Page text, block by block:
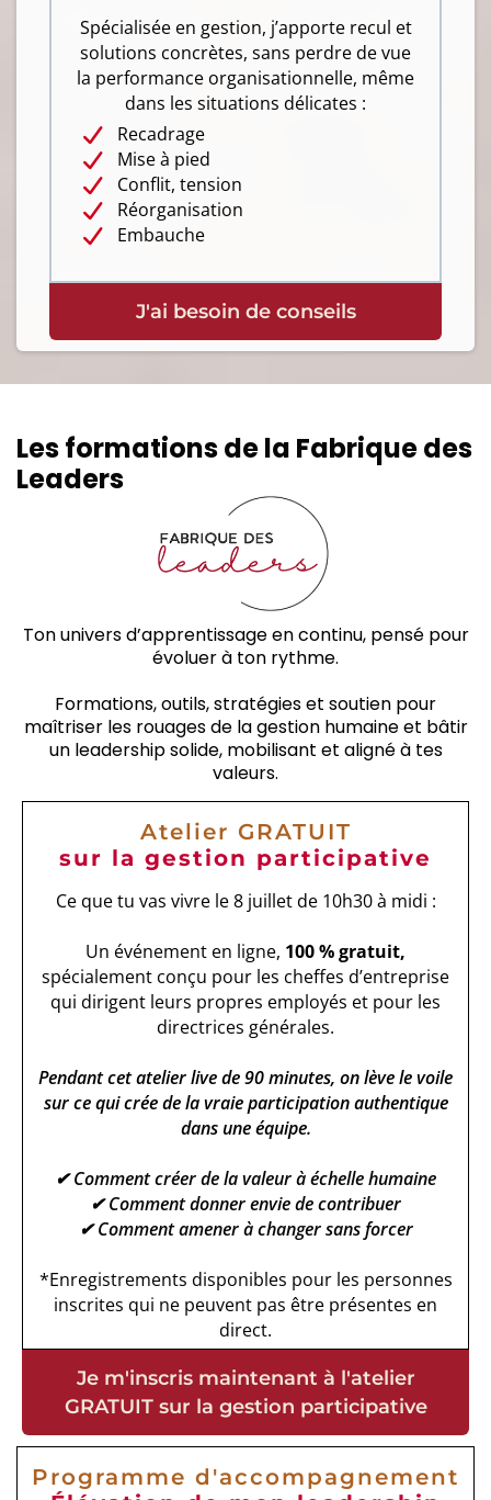
Spécialisée en gestion, j’apporte recul et
solutions concrètes, sans perdre de vue
la performance organisationnelle, même
dans les situations délicates :
Recadrage
Mise à pied
Conflit, tension
Réorganisation
Embauche
J'ai besoin de conseils
Les formations de la Fabrique des
Leaders
Ton univers d’apprentissage en continu, pensé pour
évoluer à ton rythme.
Formations, outils, stratégies et soutien pour
maîtriser les rouages de la gestion humaine et bâtir
un leadership solide, mobilisant et aligné à tes
valeurs.
Atelier GRATUIT
sur la gestion participative
Ce que tu vas vivre le 8 juillet de 10h30 à midi :
Un événement en ligne, 100 % gratuit,
spécialement conçu pour les cheffes d’entreprise
qui dirigent leurs propres employés et pour les
directrices générales.
Pendant cet atelier live de 90 minutes, on lève le voile
sur ce qui crée de la vraie participation authentique
dans une équipe.
✔︎Comment créer de la valeur à échelle humaine
✔︎ Comment donner envie de contribuer
✔︎ Comment amener à changer sans forcer
*Enregistrements disponibles pour les personnes
inscrites qui ne peuvent pas être présentes en
direct.
Je m'inscris maintenant à l'atelier
GRATUIT sur la gestion participative
Programme d'accompagnement